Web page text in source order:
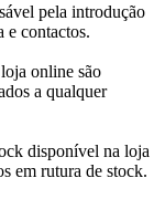
pela introdução
e contactos.
online são
a qualquer
disponível na loja
em rutura de stock.